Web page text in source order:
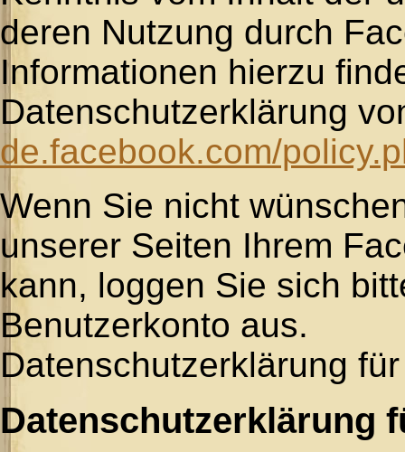
deren Nutzung durch
Informationen hierzu
Datenschutzerklärung
de.facebook.com/
Wenn Sie nicht
unserer Seiten Ihrem
kann, loggen Sie sich
Benutzerkonto aus.
Datenschutzerklärung
Datenschutzerklärung